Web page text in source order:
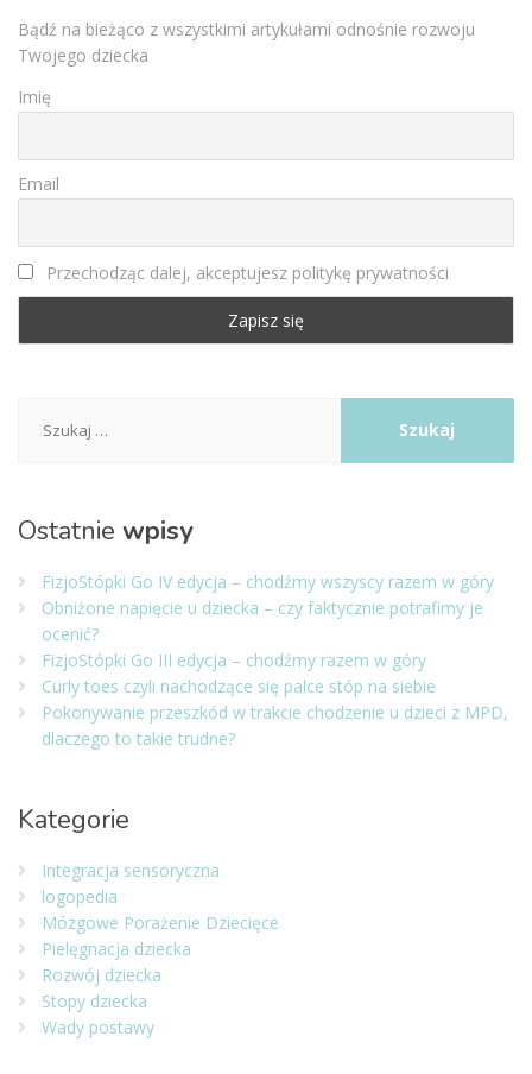
Bądź na bieżąco z wszystkimi artykułami odnośnie rozwoju
Twojego dziecka
Imię
Email
Przechodząc dalej, akceptujesz politykę prywatności
Ostatnie wpisy
FizjoStópki Go IV edycja – chodźmy wszyscy razem w góry
Obniżone napięcie u dziecka – czy faktycznie potrafimy je
ocenić?
FizjoStópki Go III edycja – chodźmy razem w góry
Curly toes czyli nachodzące się palce stóp na siebie
Pokonywanie przeszkód w trakcie chodzenie u dzieci z MPD,
dlaczego to takie trudne?
Kategorie
Integracja sensoryczna
logopedia
Mózgowe Porażenie Dziecięce
Pielęgnacja dziecka
Rozwój dziecka
Stopy dziecka
Wady postawy